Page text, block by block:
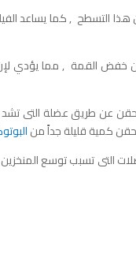
التسطح , كما يساعد
خفض القمة , مما يؤدي
عن طريق عضلة التى تشد
كمية قليلة جداً من
التى تسبب توسع المنخزين